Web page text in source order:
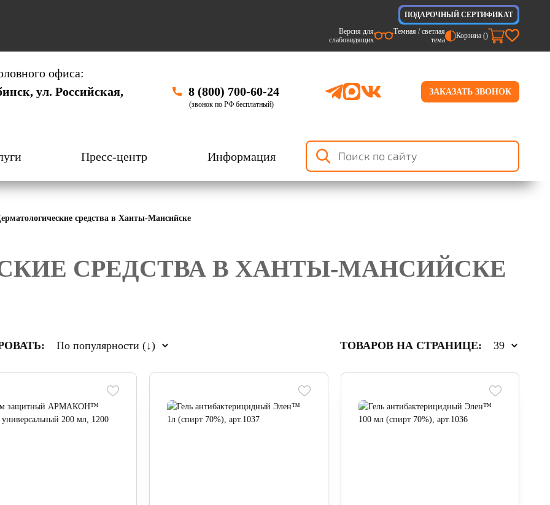
ПОДАРОЧНЫЙ СЕРТИФИКАТ
Версия для
слабовидящих
Темная / светлая
тема
Корзина ()
офиса:
ул. Российская,
8 (800) 700-60-24
(звонок по РФ бесплатный)
ЗАКАЗАТЬ ЗВОНОК
Пресс-центр Информация
средства в Ханты-Мансийске
СРЕДСТВА В ХАНТЫ-МАНСИЙСКЕ
ТОВАРОВ НА СТРАНИЦЕ: